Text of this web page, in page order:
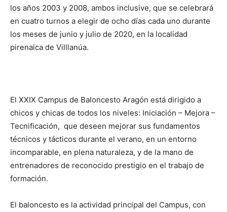
los años 2003 y 2008, ambos inclusive, que se celebrará
en cuatro turnos a elegir de ocho días cada uno durante
los meses de junio y julio de 2020, en la localidad
pirenaica de Villlanúa.
El XXIX Campus de Baloncesto Aragón está dirigido a
chicos y chicas de todos los niveles: Iniciación – Mejora –
Tecnificación, que deseen mejorar sus fundamentos
técnicos y tácticos durante el verano, en un entorno
incomparable, en plena naturaleza, y de la mano de
entrenadores de reconocido prestigio en el trabajo de
formación.
El baloncesto es la actividad principal del Campus, con